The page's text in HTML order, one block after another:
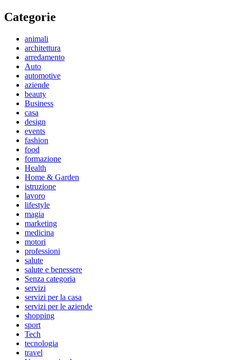
Categorie
animali
architettura
arredamento
Auto
automotive
aziende
beauty
Business
casa
design
events
fashion
food
formazione
Health
Home & Garden
istruzione
lavoro
lifestyle
magia
marketing
medicina
motori
professioni
salute
salute e benessere
Senza categoria
servizi
servizi per la casa
servizi per le aziende
shopping
sport
Tech
tecnologia
travel